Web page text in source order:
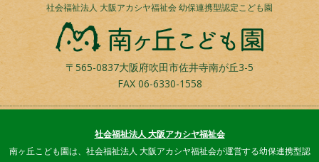
社会福祉法人 大阪アカシヤ福祉会 幼保連携型認定こども園
〒565-0837大阪府吹田市佐井寺南が丘3-5
FAX 06-6330-1558
社会福祉法人 大阪アカシヤ福祉会
南ヶ丘こども園は、社会福祉法人 大阪アカシヤ福祉会が運営する幼保連携型認